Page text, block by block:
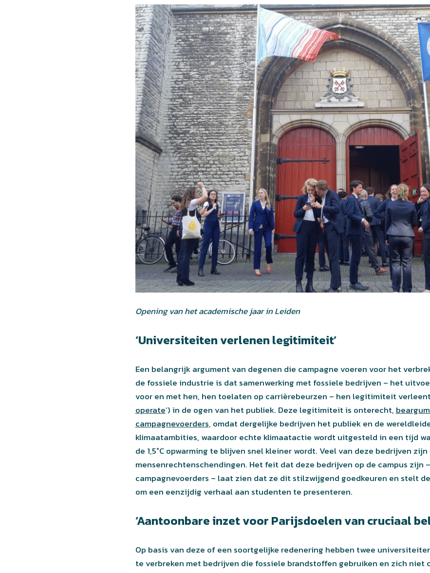
Opening van het academische jaar in Leiden
‘Universiteiten verlenen legitimiteit’
Een belangrijk argument van degenen die campagne voeren voor het
de fossiele industrie is dat samenwerking met fossiele bedrijven – het
voor en met hen, hen toelaten op carrièrebeurzen – hen legitimiteit verleent
operate‘) in de ogen van het publiek. Deze legitimiteit is onterecht,
campagnevoerders, omdat dergelijke bedrijven het publiek en de
klimaatambities, waardoor echte klimaatactie wordt uitgesteld in een tijd
de 1,5°C opwarming te blijven snel kleiner wordt. Veel van deze bedrijven
mensenrechtenschendingen. Het feit dat deze bedrijven op de campus zijn
campagnevoerders – laat zien dat ze dit stilzwijgend goedkeuren en stelt
om een eenzijdig verhaal aan studenten te presenteren.
‘Aantoonbare inzet voor Parijsdoelen van cruciaal
Op basis van deze of een soortgelijke redenering hebben twee
te verbreken met bedrijven die fossiele brandstoffen gebruiken en zich niet